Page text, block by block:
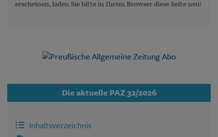
erscheinen, laden Sie bitte in Ihrem Browser diese Seite neu!
Die aktuelle PAZ 32/2026
Inhaltsverzeichnis